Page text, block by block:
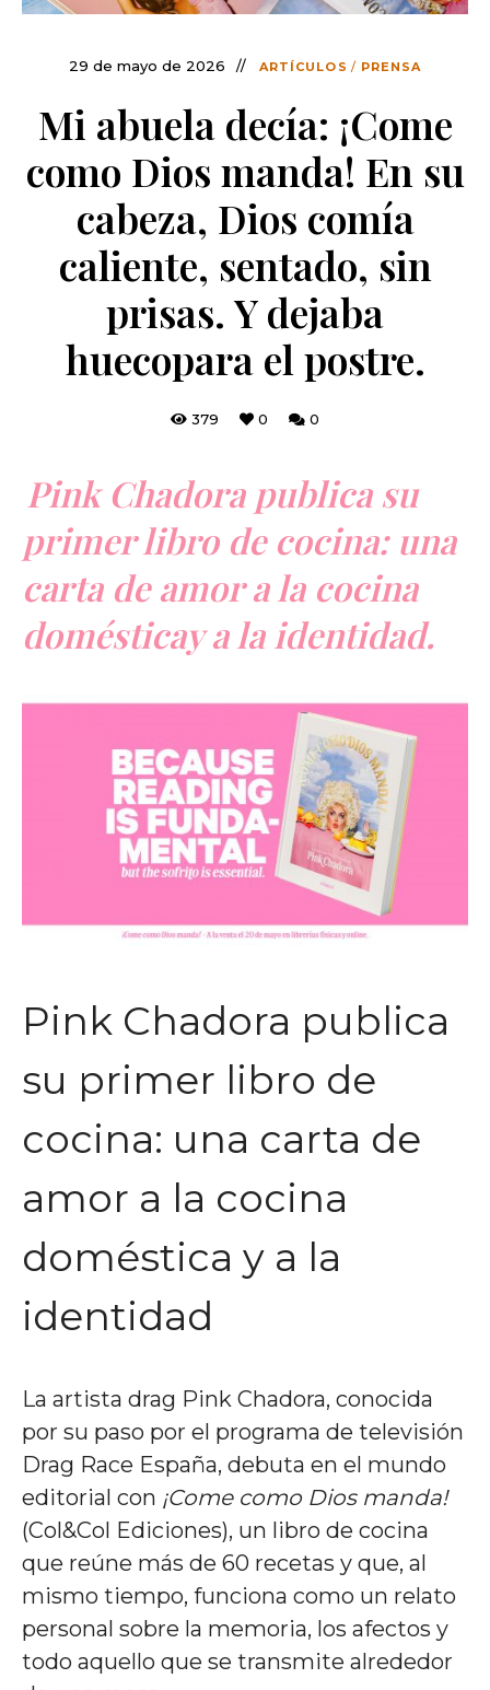
29 de mayo de 2026 ARTÍCULOS / PRENSA
Mi abuela decía: ¡Come
como Dios manda! En su
cabeza, Dios comía
caliente, sentado, sin
prisas. Y dejaba
huecopara el postre.
379 0 0
Pink Chadora publica su
primer libro de cocina: una
carta de amor a la cocina
domésticay a la identidad.
Pink Chadora publica
su primer libro de
cocina: una carta de
amor a la cocina
doméstica y a la
identidad
La artista drag Pink Chadora, conocida
por su paso por el programa de televisión
Drag Race España, debuta en el mundo
editorial con ¡Come como Dios manda!
(Col&Col Ediciones), un libro de cocina
que reúne más de 60 recetas y que, al
mismo tiempo, funciona como un relato
personal sobre la memoria, los afectos y
todo aquello que se transmite alrededor